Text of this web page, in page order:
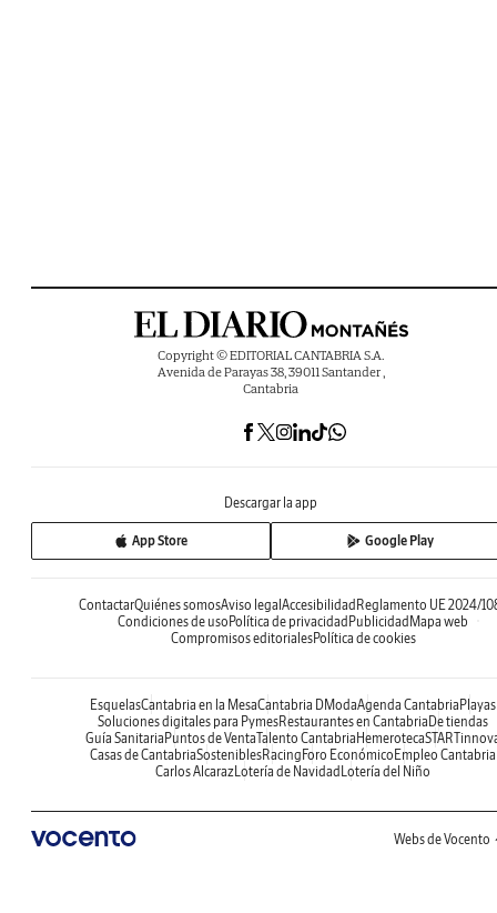
Copyright © EDITORIAL CANTABRIA S.A.
Avenida de Parayas 38, 39011 Santander ,
Cantabria
Descargar la app
App Store Google Play
ContactarQuiénes somosAviso legalAccesibilidadReglamento UE 2024/
Condiciones de usoPolítica de privacidadPublicidadMapa web
Compromisos editorialesPolítica de cookies
EsquelasCantabria en la MesaCantabria DModaAgenda CantabriaPlayas
Soluciones digitales para PymesRestaurantes en CantabriaDe tiendas
Guía SanitariaPuntos de VentaTalento CantabriaHemeroteca
Casas de CantabriaSosteniblesRacingForo EconómicoEmpleo Cantabria
Carlos AlcarazLotería de NavidadLotería del Niño
Webs de Vocento